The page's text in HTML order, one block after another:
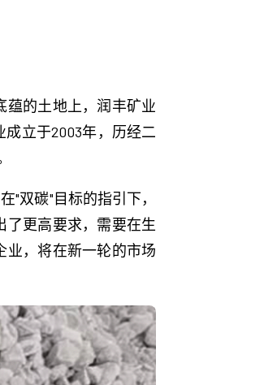
蕴的土地上，润丰矿业
立于2003年，历经二
"双碳"目标的指引下，
了更高要求，需要在生
业，将在新一轮的市场